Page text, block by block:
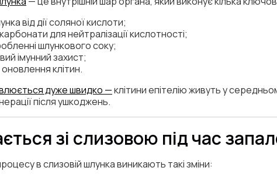
від дії соляної кислоти;
для нейтралізації кислотності;
шлункового соку;
імунний захист;
клітин.
дуже швидко —клітини епітелію живуть у
після ушкоджень.
зі слизовою під час
в слизовій шлунка виникають такі зміни: